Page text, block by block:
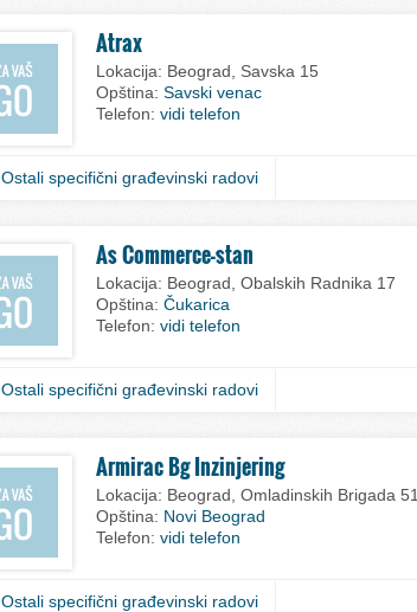
Atrax
Lokacija: Beograd, Savska 15
Opština: Savski venac
Telefon: vidi telefon
Ostali specifični građevinski radovi
As Commerce-stan
Lokacija: Beograd, Obalskih Radnika 17
Opština: Čukarica
Telefon: vidi telefon
Ostali specifični građevinski radovi
Armirac Bg Inzinjering
Lokacija: Beograd, Omladinskih Brigada 51
Opština: Novi Beograd
Telefon: vidi telefon
Ostali specifični građevinski radovi